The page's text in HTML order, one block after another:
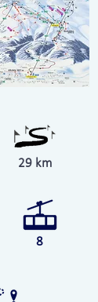
29 km
8